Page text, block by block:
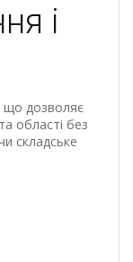
і
що дозволяє
області без
складське